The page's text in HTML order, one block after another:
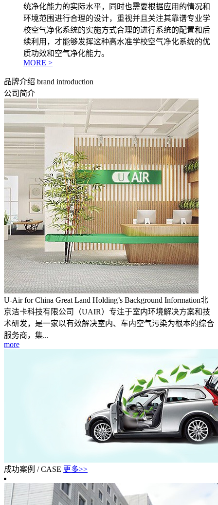
统净化能力的实际水平，同时也需要根据应用的情况和
环境范围进行合理的设计，重视并且关注其靠谱专业学
校空气净化系统的实施方式合理的进行系统的配置和后
续利用，才能够发挥这种高水准学校空气净化系统的优
质功效和空气净化能力。
MORE >
品牌介绍 brand introduction
公司简介
U-Air for China Great Land Holding’s Background Information北
京洁卡科技有限公司（UAIR）专注于室内环境解决方案和技
术研发，是一家以有效解决室内、车内空气污染为根本的综合
服务商，集...
more
成功案例 / CASE 更多>>